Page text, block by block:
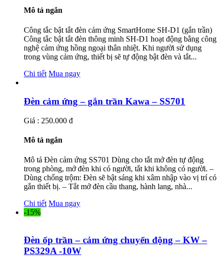
Mô tả ngắn
Công tắc bật tắt đèn cảm ứng SmartHome SH-D1 (gắn trần)
Công tắc bật tắt đèn thông minh SH-D1 hoạt động bằng công
nghệ cảm ứng hồng ngoại thân nhiệt. Khi người sử dụng
trong vùng cảm ứng, thiết bị sẽ tự động bật đèn và tắt...
Chi tiết Mua ngay
Đèn cảm ứng – gắn trần Kawa – SS701
Giá : 250.000 đ
Mô tả ngắn
Mô tả Đèn cảm ứng SS701 Dùng cho tắt mở đèn tự động
trong phòng, mở đèn khi có người, tắt khi không có người. –
Dùng chống trộm: Đèn sẽ bật sáng khi xâm nhập vào vị trí có
gắn thiết bị. – Tắt mở đèn cầu thang, hành lang, nhà...
Chi tiết Mua ngay
-15%
Đèn ốp trần – cảm ứng chuyển động – KW –
PS329A -10W